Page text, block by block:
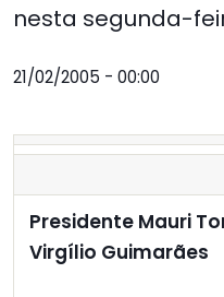
nesta segunda-
21/02/2005 - 00:00
Presidente Mauri
Virgílio Guimarães